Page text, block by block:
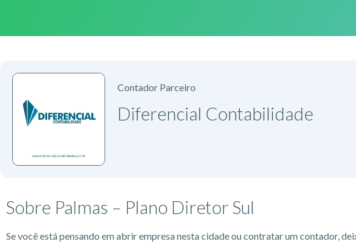
Contador Parceiro
Diferencial Contabilidade
Sobre Palmas – Plano Diretor Sul
Se você está pensando em abrir empresa nesta cidade ou contratar um contador,